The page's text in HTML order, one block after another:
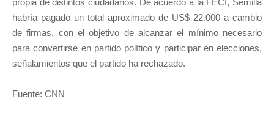
propia de distintos ciudadanos. De acuerdo a la FECI, Semilla
habría pagado un total aproximado de US$ 22.000 a cambio
de firmas, con el objetivo de alcanzar el mínimo necesario
para convertirse en partido político y participar en elecciones,
señalamientos que el partido ha rechazado.
Fuente: CNN